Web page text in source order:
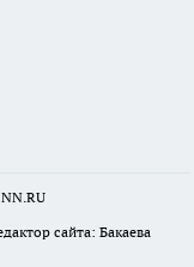
сайта: Бакаева